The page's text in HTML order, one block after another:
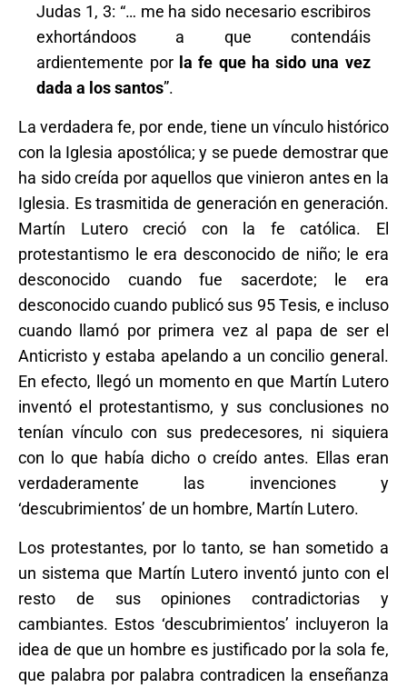
Judas 1, 3: “… me ha sido necesario escribiros
exhortándoos a que contendáis
ardientemente por la fe que ha sido una vez
dada a los santos”.
La verdadera fe, por ende, tiene un vínculo histórico
con la Iglesia apostólica; y se puede demostrar que
ha sido creída por aquellos que vinieron antes en la
Iglesia. Es trasmitida de generación en generación.
Martín Lutero creció con la fe católica. El
protestantismo le era desconocido de niño; le era
desconocido cuando fue sacerdote; le era
desconocido cuando publicó sus 95 Tesis, e incluso
cuando llamó por primera vez al papa de ser el
Anticristo y estaba apelando a un concilio general.
En efecto, llegó un momento en que Martín Lutero
inventó el protestantismo, y sus conclusiones no
tenían vínculo con sus predecesores, ni siquiera
con lo que había dicho o creído antes. Ellas eran
verdaderamente las invenciones y
‘descubrimientos’ de un hombre, Martín Lutero.
Los protestantes, por lo tanto, se han sometido a
un sistema que Martín Lutero inventó junto con el
resto de sus opiniones contradictorias y
cambiantes. Estos ‘descubrimientos’ incluyeron la
idea de que un hombre es justificado por la sola fe,
que palabra por palabra contradicen la enseñanza